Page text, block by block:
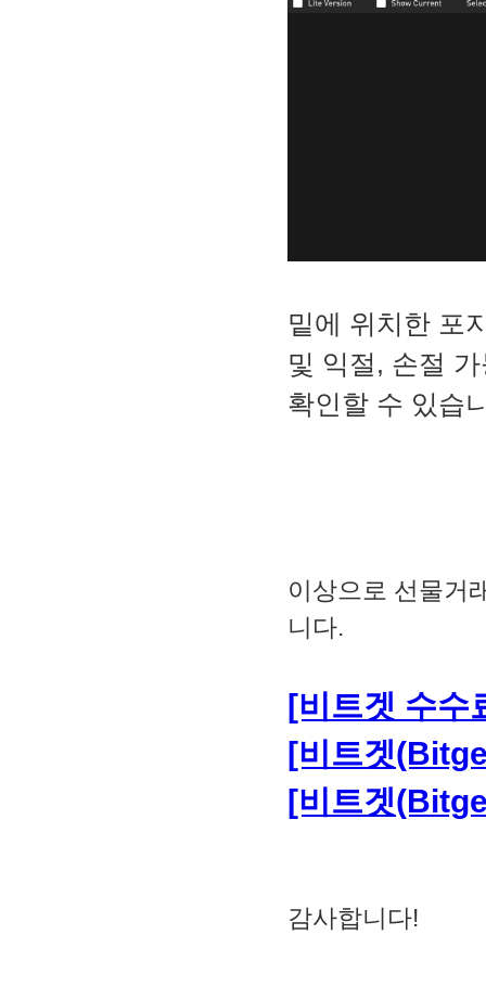
밑에 위치한 포
및 익절, 손절
확인할 수 있습
이상으로 선물거
니다.
[비트겟 수수
[비트겟
[비트겟
감사합니다!